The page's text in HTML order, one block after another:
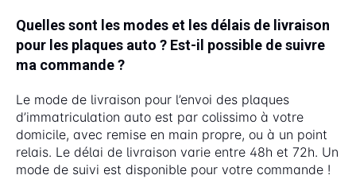
Quelles sont les modes et les délais de livraison
pour les plaques auto ? Est-il possible de suivre
ma commande ?
Le mode de livraison pour l’envoi des plaques
d’immatriculation auto est par colissimo à votre
domicile, avec remise en main propre, ou à un point
relais. Le délai de livraison varie entre 48h et 72h. Un
mode de suivi est disponible pour votre commande !